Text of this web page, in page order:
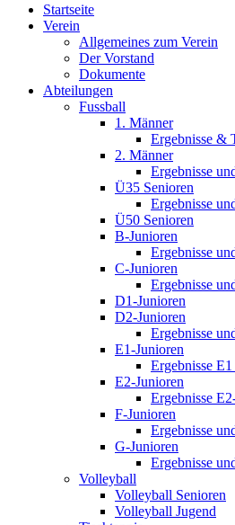
Startseite
Verein
Allgemeines zum Verein
Der Vorstand
Dokumente
Abteilungen
Fussball
1. Männer
Ergebnisse &
2. Männer
Ergebnisse
Ü35 Senioren
Ergebnisse
Ü50 Senioren
B-Junioren
Ergebnisse
C-Junioren
Ergebnisse
D1-Junioren
D2-Junioren
Ergebnisse
E1-Junioren
Ergebnisse
E2-Junioren
Ergebnisse
F-Junioren
Ergebnisse
G-Junioren
Ergebnisse
Volleyball
Volleyball Senioren
Volleyball Jugend